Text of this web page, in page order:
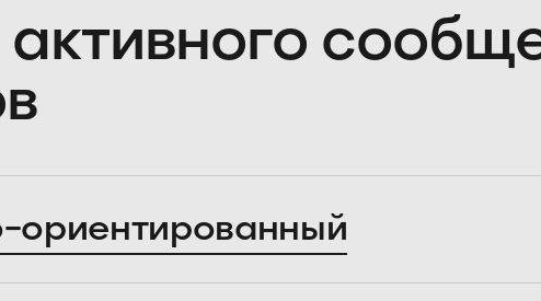
ориентированный